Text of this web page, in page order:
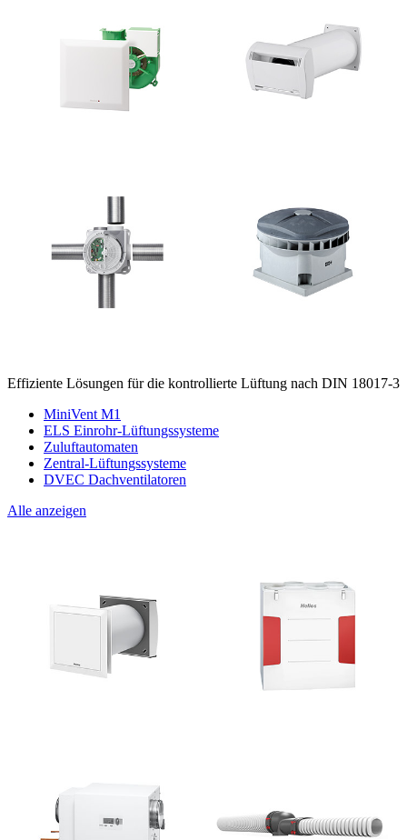
Effiziente Lösungen für die kontrollierte Lüftung nach DIN 18017-3
MiniVent M1
ELS Einrohr-Lüftungssysteme
Zuluftautomaten
Zentral-Lüftungssysteme
DVEC Dachventilatoren
Alle anzeigen